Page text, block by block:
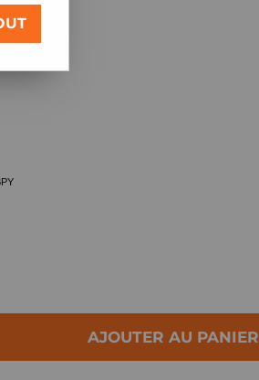
AJOUTER AU PANIER